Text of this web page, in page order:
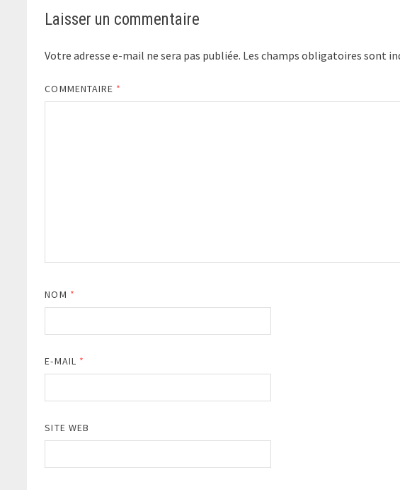
Laisser un commentaire
Votre adresse e-mail ne sera pas publiée. Les champs obligatoires sont
COMMENTAIRE *
NOM *
E-MAIL *
SITE WEB